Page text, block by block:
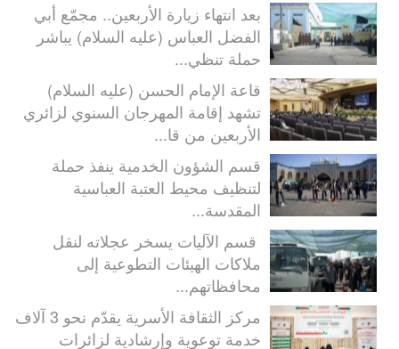
بعد انتهاء زيارة الأربعين.. مجمّع أبي
الفضل العباس (عليه السلام) يباشر
حملة تنظي...
قاعة الإمام الحسن (عليه السلام)
تشهد إقامة المهرجان السنوي لزائري
الأربعين من قا...
قسم الشؤون الخدمية ينفذ حملة
لتنظيف محيط العتبة العباسية
المقدسة...
قسم الآليات يسخر عجلاته لنقل
ملاكات الهيئات التطوعية إلى
محافظاتهم...
مركز الثقافة الأسرية يقدّم نحو 3 آلاف
خدمة توعوية وإرشادية لزائرات